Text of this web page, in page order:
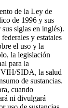
de la Ley de
de 1996 y sus
siglas en inglés).
y estatales
el uso y la
la legislación
para la
VIH/SIDA, la salud
de sustancias.
cuando
ni divulgará